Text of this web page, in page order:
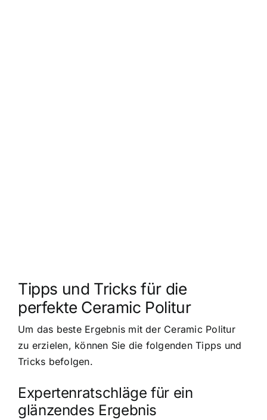
Tipps und Tricks für die
perfekte Ceramic Politur
Um das beste Ergebnis mit der Ceramic Politur
zu erzielen, können Sie die folgenden Tipps und
Tricks befolgen.
Expertenratschläge für ein
glänzendes Ergebnis